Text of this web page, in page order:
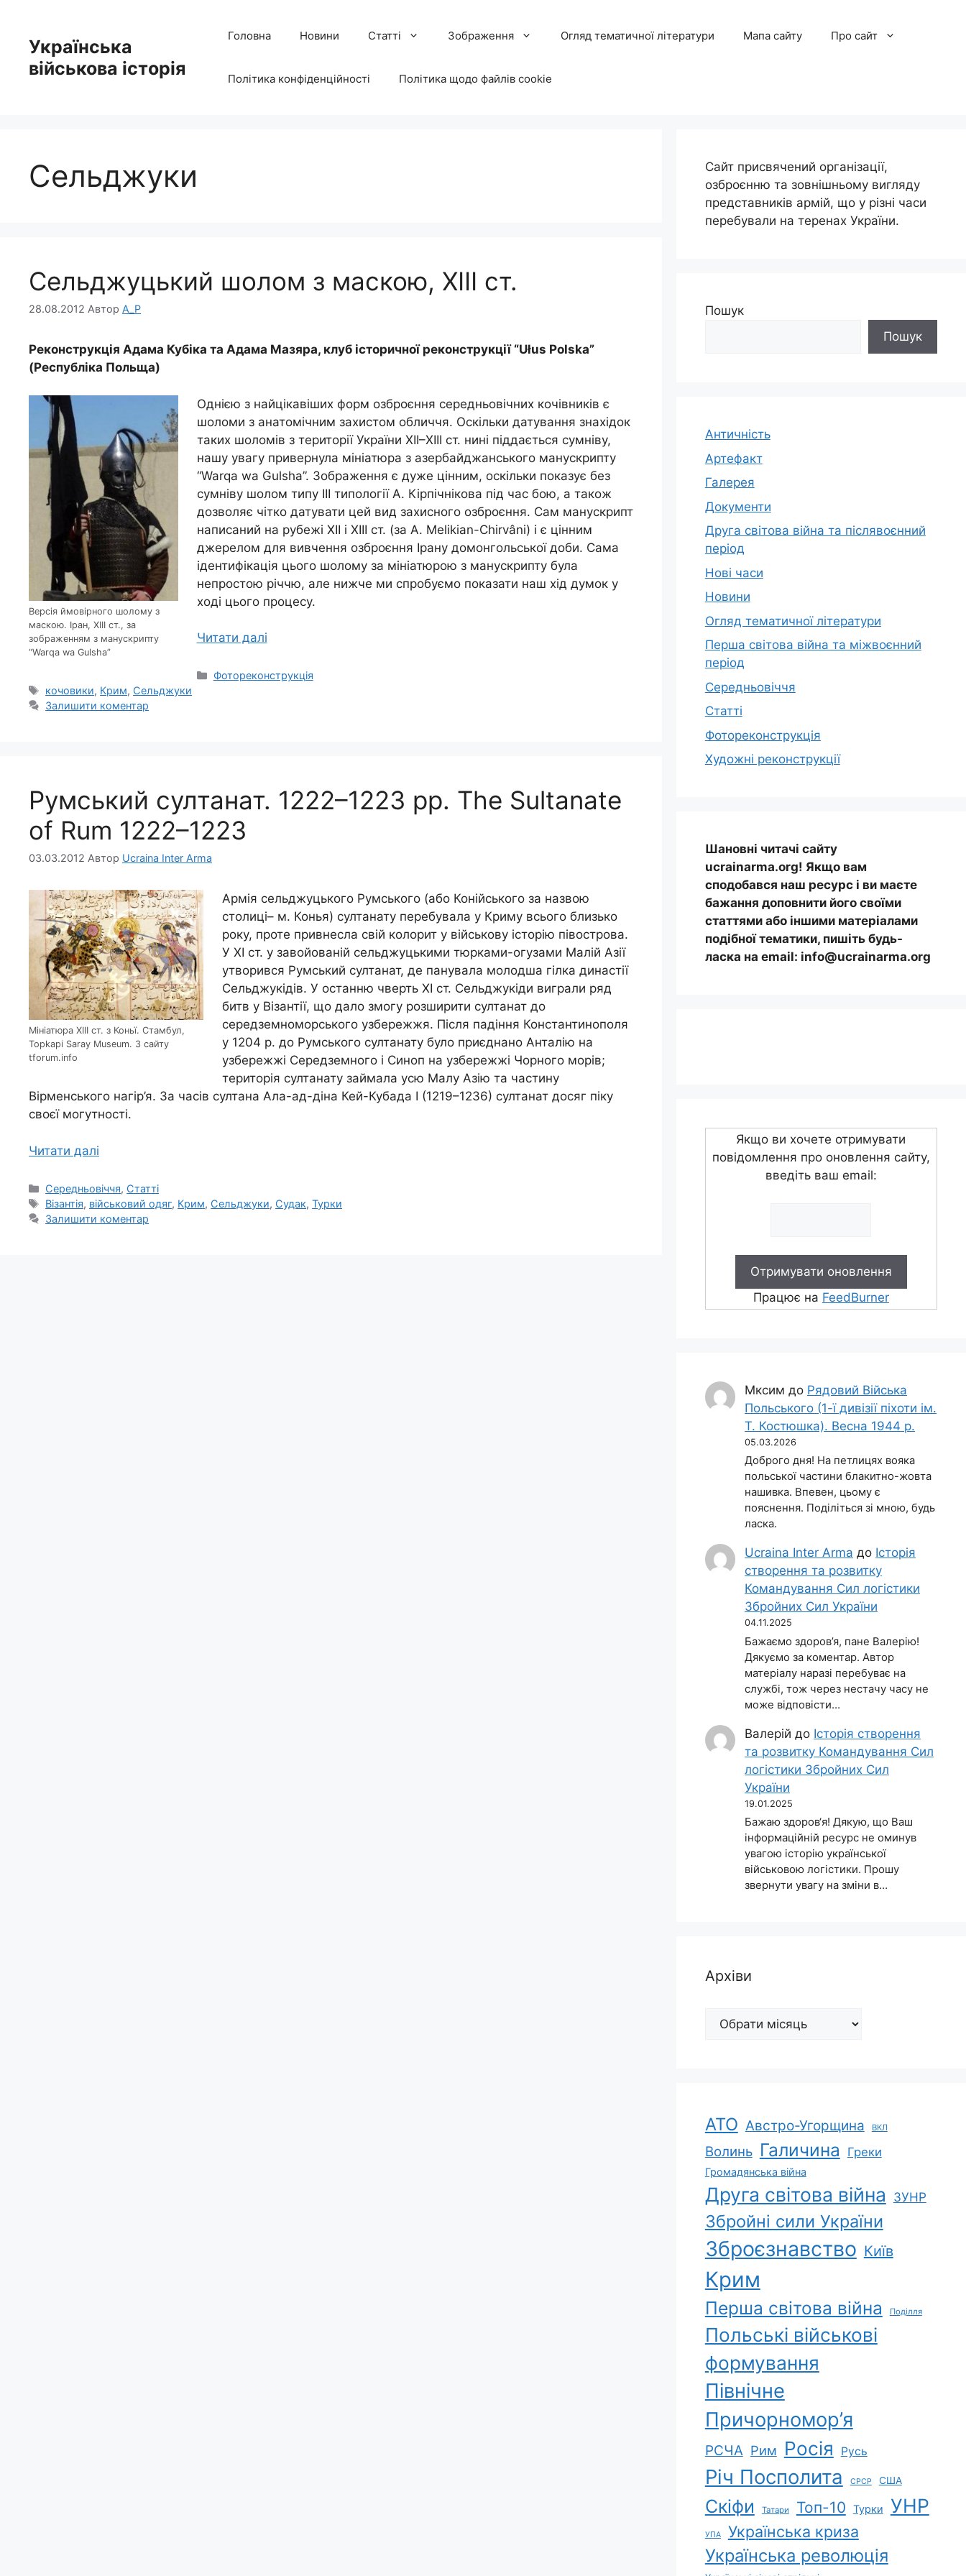
вмістуУкраїнська
військова історія
Головна Новини Статті Зображення Огляд тематичної літератури Мапа сайту Про сайт
Політика конфіденційності Політика щодо файлів cookie
Сельджуки
Сельджуцький шолом з маскою, ХІІІ ст.
28.08.2012 Автор A_P
Реконструкція Адама Кубіка та Адама Мазяра, клуб історичної реконструкції “Ułus Polska”
(Республіка Польща)
Версія ймовірного шолому з
маскою. Іран, XIII ст., за
зображенням з манускрипту
“Warqa wa Gulsha”
Однією з найцікавіших форм озброєння середньовічних кочівників є
шоломи з анатомічним захистом обличчя. Оскільки датування знахідок
таких шоломів з території України ХІІ–ХІІІ ст. нині піддається сумніву,
нашу увагу привернула мініатюра з азербайджанського манускрипту
“Warqa wa Gulsha”. Зображення є дуже цінним, оскільки показує без
сумніву шолом типу ІІІ типології А. Кірпічнікова під час бою, а також
дозволяє чітко датувати цей вид захисного озброєння. Сам манускрипт
написаний на рубежі ХІІ і ХІІІ ст. (за A. Melikian-Chirvâni) і є цінним
джерелом для вивчення озброєння Ірану домонгольської доби. Сама
ідентифікація цього шолому за мініатюрою з манускрипту була
непростою річчю, але нижче ми спробуємо показати наш хід думок у
ході цього процесу.
Читати далі
Категорії
Фотореконструкція
Позначки
кочовики, Крим, Сельджуки
Залишити коментар
Румський султанат. 1222–1223 рр. The Sultanate
of Rum 1222–1223
03.03.2012 Автор Ucraina Inter Arma
Мініатюра XIII ст. з Коньї. Стамбул,
Topkapi Saray Museum. З сайту
tforum.info
Армія сельджуцького Румського (або Конійського за назвою
столиці– м. Конья) султанату перебувала у Криму всього близько
року, проте привнесла свій колорит у військову історію півострова.
У ХІ ст. у завойованій сельджуцькими тюрками-огузами Малій Азії
утворився Румський султанат, де панувала молодша гілка династії
Сельджукідів. У останню чверть ХІ ст. Сельджукіди виграли ряд
битв у Візантії, що дало змогу розширити султанат до
середземноморського узбережжя. Після падіння Константинополя
у 1204 р. до Румського султанату було приєднано Анталію на
узбережжі Середземного і Синоп на узбережжі Чорного морів;
територія султанату займала усю Малу Азію та частину
Вірменського нагір’я. За часів султана Ала-ад-діна Кей-Кубада І (1219–1236) султанат досяг піку
своєї могутності.
Читати далі
Категорії
Середньовіччя, Статті
Позначки
Візантія, військовий одяг, Крим, Сельджуки, Судак,Турки
Залишити коментар
Сайт присвячений організації,
озброєнню та зовнішньому вигляду
представників армій, що у різні часи
перебували на теренах України.
Пошук
Пошук
Античність
Артефакт
Галерея
Документи
Друга світова війна та післявоєнний
період
Нові часи
Новини
Огляд тематичної літератури
Перша світова війна та міжвоєнний
період
Середньовіччя
Статті
Фотореконструкція
Художні реконструкції
Шановні читачі сайту
ucrainarma.org! Якщо вам
сподобався наш ресурс і ви маєте
бажання доповнити його своїми
статтями або іншими матеріалами
подібної тематики, пишіть будь-
ласка на email: info@ucrainarma.org
Якщо ви хочете отримувати
повідомлення про оновлення сайту,
введіть ваш email:
Працює на FeedBurner
Мксим до Рядовий Війська
Польського (1-ї дивізії піхоти ім.
Т. Костюшка). Весна 1944 р.
05.03.2026
Доброго дня! На петлицях вояка
польської частини блакитно-жовта
нашивка. Впевен, цьому є
пояснення. Поділіться зі мною, будь
ласка.
Ucraina Inter Arma до Історія
створення та розвитку
Командування Сил логістики
Збройних Сил України
04.11.2025
Бажаємо здоров’я, пане Валерію!
Дякуємо за коментар. Автор
матеріалу наразі перебуває на
службі, тож через нестачу часу не
може відповісти…
Валерій до Історія створення
та розвитку Командування Сил
логістики Збройних Сил
України
19.01.2025
Бажаю здоров‘я! Дякую, що Ваш
інформаційній ресурс не оминув
увагою історію української
військовою логістики. Прошу
звернути увагу на зміни в…
Архіви
Архіви
АТО Австро-Угорщина ВКЛ
Волинь Галичина Греки
Громадянська війна
Друга світова війна ЗУНР
Збройні сили України
Зброєзнавство Київ
Крим
Перша світова війна Поділля
Польські військові
формування
Північне
Причорномор’я
РСЧА Рим Росія Русь
Річ Посполита СРСР США
Скіфи Татари Топ-10 Турки УНР
УПА Українська криза
Українська революція